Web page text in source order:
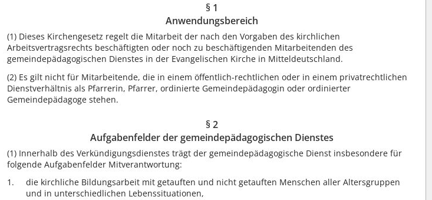
§ 1
Anwendungsbereich
(1) Dieses Kirchengesetz regelt die Mitarbeit der nach den Vorgaben des kirchlichen
Arbeitsvertragsrechts beschäftigten oder noch zu beschäftigenden Mitarbeitenden des
gemeindepädagogischen Dienstes in der Evangelischen Kirche in Mitteldeutschland.
(2) Es gilt nicht für Mitarbeitende, die in einem öffentlich-rechtlichen oder in einem privatrechtlichen
Dienstverhältnis als Pfarrerin, Pfarrer, ordinierte Gemeindepädagogin oder ordinierter
Gemeindepädagoge stehen.
§ 2
Aufgabenfelder der gemeindepädagogischen Dienstes
(1) Innerhalb des Verkündigungsdienstes trägt der gemeindepädagogische Dienst insbesondere für
folgende Aufgabenfelder Mitverantwortung:
die kirchliche Bildungsarbeit mit getauften und nicht getauften Menschen aller Altersgruppen
und in unterschiedlichen Lebenssituationen,